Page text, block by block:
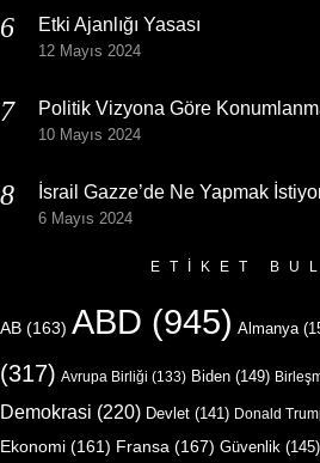
Etki Ajanlığı Yasası
12 Mayıs 2024
Politik Vizyona Göre
10 Mayıs 2024
İsrail Gazze’de Ne Yapmak
6 Mayıs 2024
ETIKET
AB (163) ABD (945) Almanya
(317) Avrupa Birliği (133) Biden (149)
Demokrasi (220) Devlet (141) Donald
Ekonomi (161) Fransa (167) Güvenlik (145)